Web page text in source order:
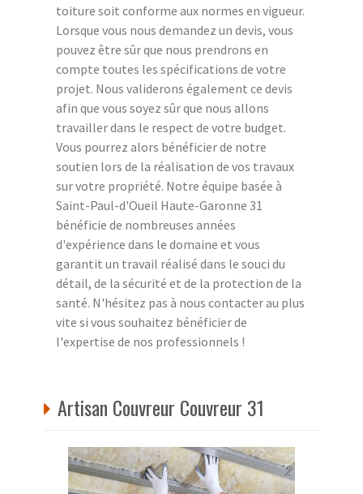
toiture soit conforme aux normes en vigueur.
Lorsque vous nous demandez un devis, vous
pouvez être sûr que nous prendrons en
compte toutes les spécifications de votre
projet. Nous validerons également ce devis
afin que vous soyez sûr que nous allons
travailler dans le respect de votre budget.
Vous pourrez alors bénéficier de notre
soutien lors de la réalisation de vos travaux
sur votre propriété. Notre équipe basée à
Saint-Paul-d'Oueil Haute-Garonne 31
bénéficie de nombreuses années
d'expérience dans le domaine et vous
garantit un travail réalisé dans le souci du
détail, de la sécurité et de la protection de la
santé. N'hésitez pas à nous contacter au plus
vite si vous souhaitez bénéficier de
l'expertise de nos professionnels !
Artisan Couvreur Couvreur 31